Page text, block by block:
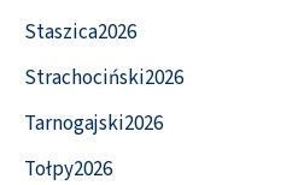
Staszica2026
Strachociński2026
Tarnogajski2026
Tołpy2026